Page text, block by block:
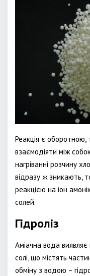
Реакція є оборотною,
взаємодіяти між
нагріванні розчину
відразу ж зникають,
реакцією на іон
солей.
Гідроліз
Аміачна вода виявляє
солі, що містять
обміну з водою –